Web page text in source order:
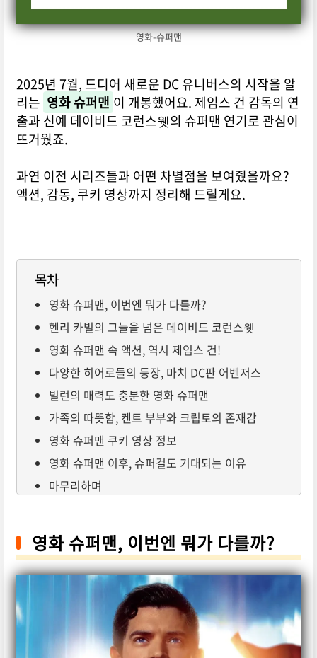
영화-슈퍼맨
2025년 7월, 드디어 새로운 DC 유니버스의 시작을 알
리는 영화 슈퍼맨 이 개봉했어요. 제임스 건 감독의 연
출과 신예 데이비드 코런스웻의 슈퍼맨 연기로 관심이
뜨거웠죠.
과연 이전 시리즈들과 어떤 차별점을 보여줬을까요?
액션, 감동, 쿠키 영상까지 정리해 드릴게요.
목차
영화 슈퍼맨, 이번엔 뭐가 다를까?
헨리 카빌의 그늘을 넘은 데이비드 코런스웻
영화 슈퍼맨 속 액션, 역시 제임스 건!
다양한 히어로들의 등장, 마치 DC판 어벤저스
빌런의 매력도 충분한 영화 슈퍼맨
가족의 따뜻함, 켄트 부부와 크립토의 존재감
영화 슈퍼맨 쿠키 영상 정보
영화 슈퍼맨 이후, 슈퍼걸도 기대되는 이유
마무리하며
영화 슈퍼맨, 이번엔 뭐가 다를까?